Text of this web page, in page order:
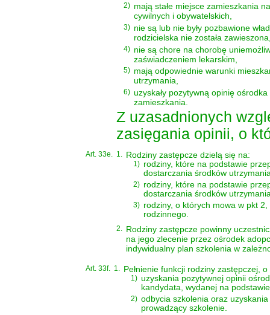
2) mają stałe miejsce zamieszkania
cywilnych i obywatelskich,
3) nie są lub nie były pozbawione
rodzicielska nie została
4) nie są chore na chorobę
zaświadczeniem lekarskim,
5) mają odpowiednie warunki
utrzymania,
6) uzyskały pozytywną opinię
zamieszkania.
Z uzasadnionych
zasięgania opinii, o
Art. 33e. 1. Rodziny zastępcze dzielą się na:
1) rodziny, które na podstawie
dostarczania środków
2) rodziny, które na podstawie
dostarczania środków
3) rodziny, o których mowa w pkt
rodzinnego.
2. Rodziny zastępcze powinny
na jego zlecenie przez ośrodek
indywidualny plan szkolenia w
Art. 33f. 1. Pełnienie funkcji rodziny zastępczej,
1) uzyskania pozytywnej opinii
kandydata, wydanej na
2) odbycia szkolenia oraz
prowadzący szkolenie.